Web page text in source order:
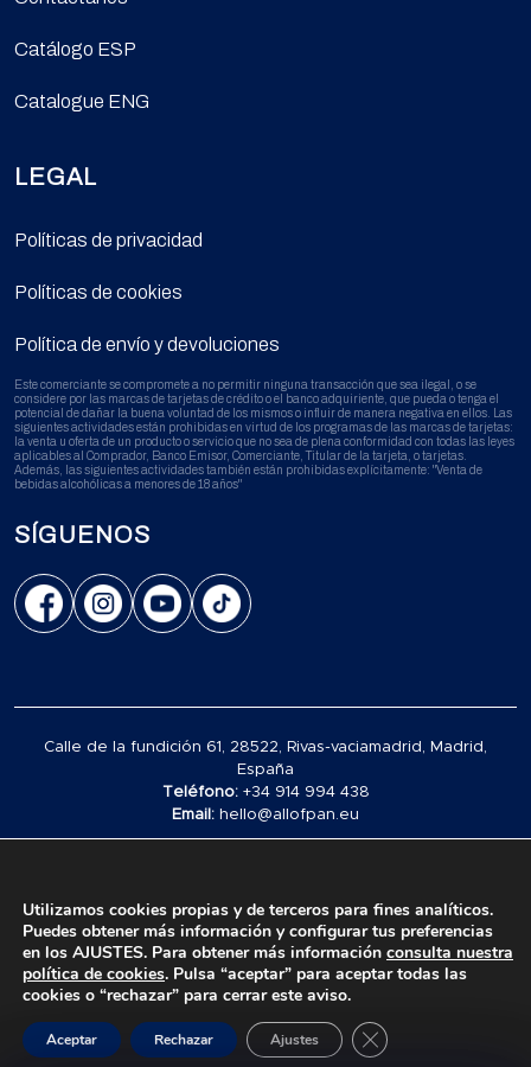
Catálogo ESP
Catalogue ENG
LEGAL
Políticas de privacidad
Políticas de cookies
Política de envío y devoluciones
Este comerciante se compromete a no permitir ninguna transacción que sea ilegal, o se
considere por las marcas de tarjetas de crédito o el banco adquiriente, que pueda o tenga el
potencial de dañar la buena voluntad de los mismos o influir de manera negativa en ellos. Las
siguientes actividades están prohibidas en virtud de los programas de las marcas de tarjetas:
la venta u oferta de un producto o servicio que no sea de plena conformidad con todas las leyes
aplicables al Comprador, Banco Emisor, Comerciante, Titular de la tarjeta, o tarjetas.
Además, las siguientes actividades también están prohibidas explícitamente: "Venta de
bebidas alcohólicas a menores de 18 años"
SÍGUENOS
Calle de la fundición 61, 28522, Rivas-vaciamadrid, Madrid,
España
Teléfono: +34 914 994 438
Email: hello@allofpan.eu
Utilizamos cookies propias y de terceros para fines analíticos.
Puedes obtener más información y configurar tus preferencias
en los AJUSTES. Para obtener más información consulta nuestra
política de cookies. Pulsa “aceptar” para aceptar todas las
cookies o “rechazar” para cerrar este aviso.
Aceptar Rechazar Ajustes Cerrar el banner de